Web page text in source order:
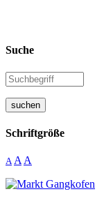
Suche
suchen
Schriftgröße
A A A